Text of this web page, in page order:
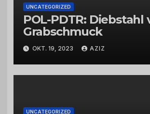
UNCATEGORIZED
POL-PDTR: Diebstahl
Grabschmuck
OKT. 19, 2023 AZIZ
UNCATEGORIZED